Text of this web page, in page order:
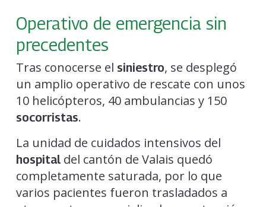
Operativo de emergencia sin
precedentes
Tras conocerse el siniestro, se desplegó
un amplio operativo de rescate con unos
10 helicópteros, 40 ambulancias y 150
socorristas.
La unidad de cuidados intensivos del
hospitaldel cantón de Valais quedó
completamente saturada, por lo que
varios pacientes fueron trasladados a